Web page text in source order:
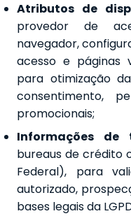
Atributos de
provedor de
navegador,
acesso e páginas
para otimização
consentimento,
promocionais;
Informações de
bureaus de crédito
Federal), para
autorizado,
bases legais da